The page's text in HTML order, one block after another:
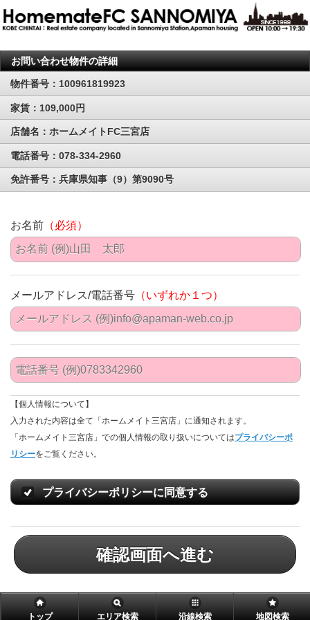
お問い合わせ物件の詳細
物件番号：100961819923
家賃：109,000円
店舗名：ホームメイトFC三宮店
電話番号：078-334-2960
免許番号：兵庫県知事（9）第9090号
お名前 （必須）
メールアドレス/電話番号 （いずれか１つ）
【個人情報について】
入力された内容は全て「ホームメイト三宮店」に通知されます。
「ホームメイト三宮店」での個人情報の取り扱いについてはプライバシーポ
リシーをご覧ください。
プライバシーポリシーに同意する
確認画面へ進む
トップ エリア検索 沿線検索 地図検索